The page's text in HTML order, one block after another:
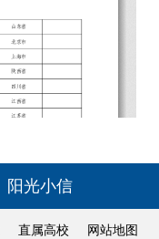
阳光小信
直属高校 网站地图